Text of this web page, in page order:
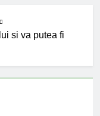
esentiale
si va putea fi